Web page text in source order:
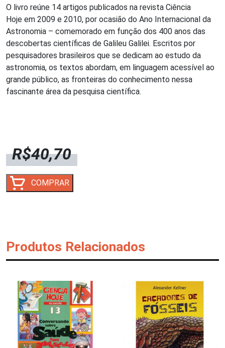
O livro reúne 14 artigos publicados na revista Ciência
Hoje em 2009 e 2010, por ocasião do Ano Internacional da
Astronomia – comemorado em função dos 400 anos das
descobertas científicas de Galileu Galilei. Escritos por
pesquisadores brasileiros que se dedicam ao estudo da
astronomia, os textos abordam, em linguagem acessível ao
grande público, as fronteiras do conhecimento nessa
fascinante área da pesquisa científica.
R$40,70
ASTRONOMIA
HOJE
COMPRAR
Produtos Relacionados